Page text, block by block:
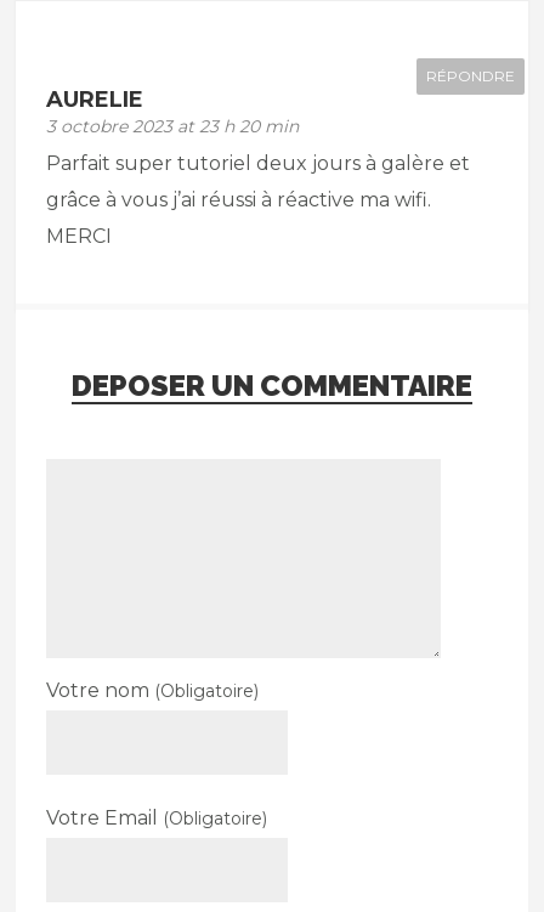
AURELIE
3 octobre 2023 at 23 h 20 min
RÉPONDRE
Parfait super tutoriel deux jours à galère et
grâce à vous j’ai réussi à réactive ma wifi.
MERCI
DEPOSER UN COMMENTAIRE
Votre nom (Obligatoire)
Votre Email (Obligatoire)